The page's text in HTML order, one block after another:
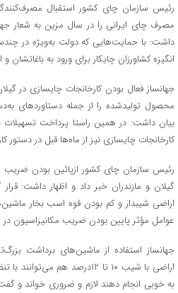
رئیس سازمان چای کشور استقبال
مصرف چای ایرانی را در سال مزین به شعار
داشت: با حمایت‌هایی که دولت به‌ویژه در
انگیزه کشاورزان چایکار برای ورود به
جهانساز فعال بودن کارخانجات چایسازی در
محصول تولیدشده را از جمله دستاوردهای
بیان داشت: در همین راستا پرداخت تسهیلات
کارخانجات چایسازی نیز از ماه‌ها قبل در دستور
رئیس سازمان چای کشور ازپائین بودن ضریب
اراضی شیبدار و کم بودن قوه اسب بخار
عوامل مؤثر پایین بودن ضریب مکانیزاسیون
جهانساز استفاده از ماشین‌های برداشت
اراضی با شیب ۱۰ تا ۱۲درصد هم
به خوبی انجام دهند لازم و ضروری خواند و